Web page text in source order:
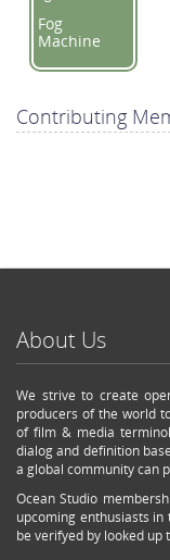
Fog
Machine
Contributing
About Us
We strive to create
producers of the world
of film & media
dialog and definition
a global community can
Ocean Studio
upcoming enthusiasts
be verifyed by looked